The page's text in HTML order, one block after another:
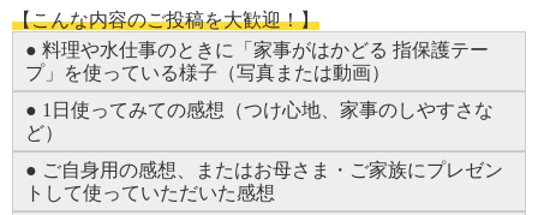
【こんな内容のご投稿を大歓迎！】
● 料理や水仕事のときに「家事がはかどる 指保護テー
プ」を使っている様子（写真または動画）
● 1日使ってみての感想（つけ心地、家事のしやすさな
ど）
● ご自身用の感想、またはお母さま・ご家族にプレゼン
トして使っていただいた感想